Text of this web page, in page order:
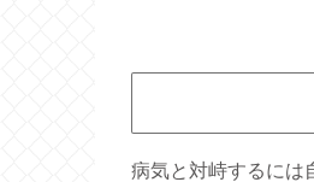
病気と対峙するには